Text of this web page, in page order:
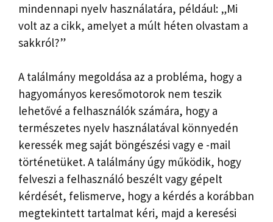
mindennapi nyelv használatára, például: „Mi
volt az a cikk, amelyet a múlt héten olvastam a
sakkról?”
A találmány megoldása az a probléma, hogy a
hagyományos keresőmotorok nem teszik
lehetővé a felhasználók számára, hogy a
természetes nyelv használatával könnyedén
keressék meg saját böngészési vagy e -mail
történetüket. A találmány úgy működik, hogy
felveszi a felhasználó beszélt vagy gépelt
kérdését, felismerve, hogy a kérdés a korábban
megtekintett tartalmat kéri, majd a keresési